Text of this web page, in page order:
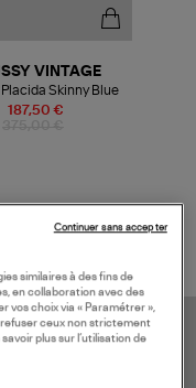
187,50 €
VINTAGE
Jean Mv Placida Skinny Blue
similaires à des fins de
en collaboration avec des
vos choix via « Paramétrer »,
refuser ceux non strictement
plus sur l’utilisation de
Continuer sans accepter